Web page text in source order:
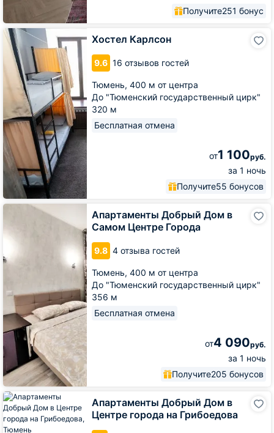
Получите251 бонус
Хостел Карлсон
9.6 16 отзывов гостей
Тюмень, 400 м от центра
До "Тюменский государственный цирк"
320 м
Бесплатная отмена
от1 100руб.
за 1 ночь
Получите55 бонусов
Хостел
Карлсон
Апартаменты Добрый Дом в
Самом Центре Города
9.8 4 отзыва гостей
Тюмень, 400 м от центра
До "Тюменский государственный цирк"
356 м
Бесплатная отмена
от4 090руб.
за 1 ночь
Получите205 бонусов
Апартаменты
Центре
Апартаменты Добрый Дом в
Центре города на Грибоедова
Апартаменты
Добрый
Дом
в